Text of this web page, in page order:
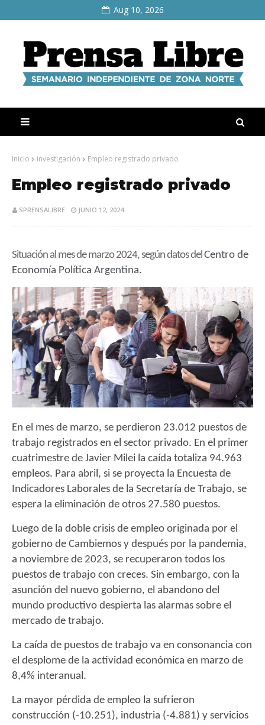
Aug 10, 2026
Inicio investigación Empleo registrado privado
Empleo registrado privado
SPRENSALIBRE JUNIO 12, 2024
Situación al mes de marzo 2024, según datos delCentro de
Economía Política Argentina.
En el mes de marzo, se perdieron 23.012 puestos de
trabajo registrados en el sector privado. En el primer
cuatrimestre de Javier Milei la caída totaliza 94.963
empleos. Para abril, si se proyecta la Encuesta de
Indicadores Laborales de la Secretaría de Trabajo, se
espera la eliminación de otros 27.580 puestos.
Luego de la doble crisis de empleo originada por el
gobierno de Cambiemos y después por la pandemia,
a noviembre de 2023, se recuperaron todos los
puestos de trabajo con creces. Sin embargo, con la
asunción del nuevo gobierno, el abandono del
mundo productivo despierta las alarmas sobre el
mercado de trabajo.
La caída de puestos de trabajo va en consonancia con
el desplome de la actividad económica en marzo de
8,4% interanual.
La mayor pérdida de empleo la sufrieron
construcción (-10.251), industria (-4.881) y servicios